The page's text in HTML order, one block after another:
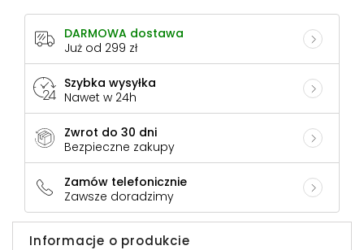
DARMOWA dostawa
Już od 299 zł
Szybka wysyłka
Nawet w 24h
Zwrot do 30 dni
Bezpieczne zakupy
Zamów telefonicznie
Zawsze doradzimy
Informacje o produkcie